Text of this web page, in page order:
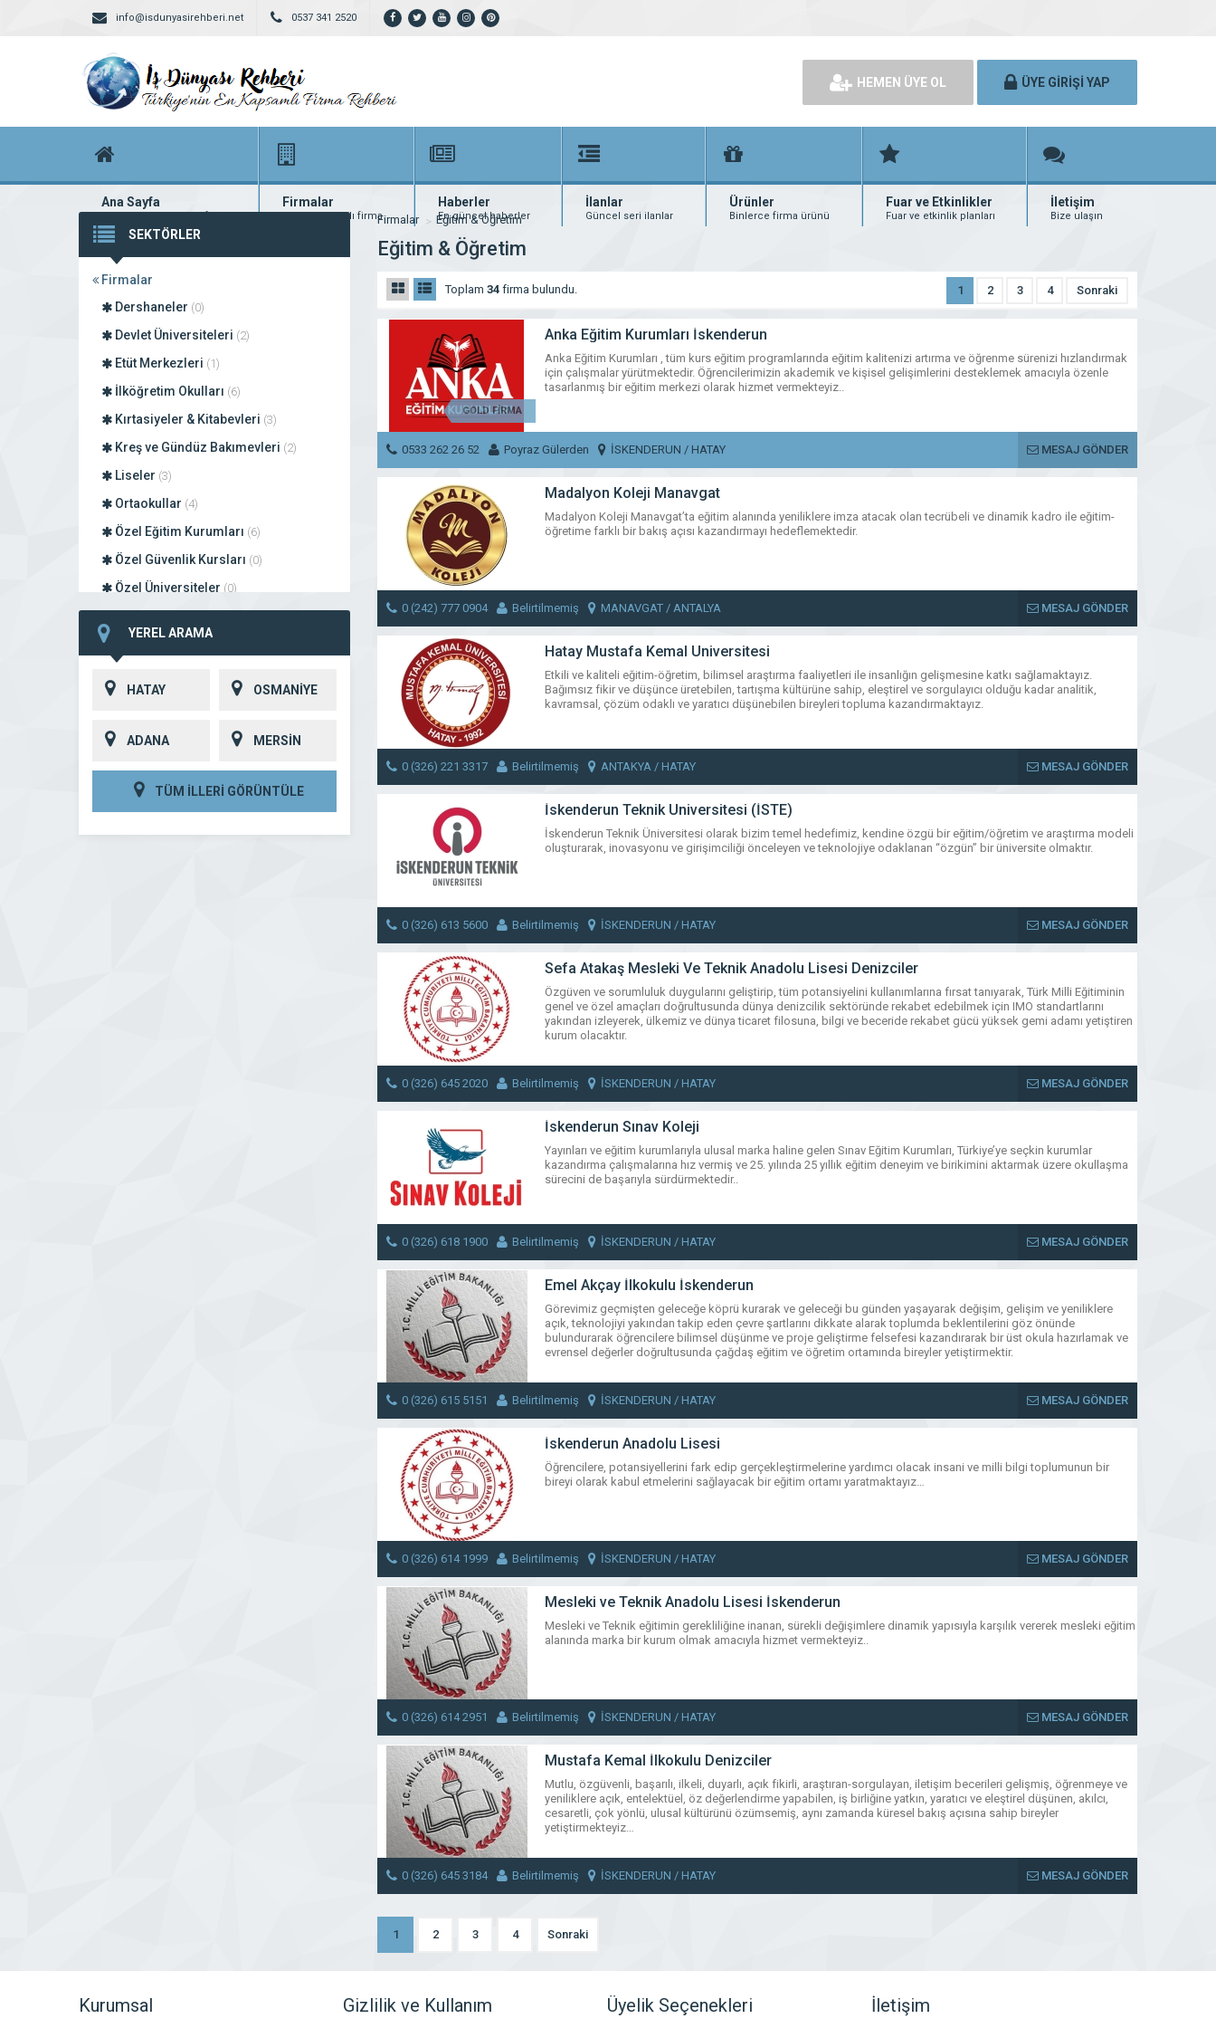
info@isdunyasirehberi.net 0537 341 2520
HEMEN ÜYE OL ÜYE GİRİŞİ YAP
Ana Sayfa
Firma rehberi ana sayfanız
Firmalar
Yüzlerce kayıtlı firma
Haberler
En güncel haberler
İlanlar
Güncel seri ilanlar
Ürünler
Binlerce firma ürünü
Fuar ve Etkinlikler
Fuar ve etkinlik planları
İletişim
Bize ulaşın
SEKTÖRLER
Firmalar
Dershaneler (0)
Devlet Üniversiteleri (2)
Etüt Merkezleri (1)
İlköğretim Okulları (6)
Kırtasiyeler & Kitabevleri (3)
Kreş ve Gündüz Bakımevleri (2)
Liseler (3)
Ortaokullar (4)
Özel Eğitim Kurumları (6)
Özel Güvenlik Kursları (0)
Özel Üniversiteler (0)
YEREL ARAMA
HATAY OSMANİYE
ADANA MERSİN
TÜM İLLERİ GÖRÜNTÜLE
Firmalar Eğitim & Öğretim
Eğitim & Öğretim
Toplam 34 firma bulundu. 1 2 3 4 Sonraki
GOLD FİRMA
Anka Eğitim Kurumları İskenderun
Anka Eğitim Kurumları , tüm kurs eğitim programlarında eğitim kalitenizi artırma ve öğrenme sürenizi hızlandırmak
için çalışmalar yürütmektedir. Öğrencilerimizin akademik ve kişisel gelişimlerini desteklemek amacıyla özenle
tasarlanmış bir eğitim merkezi olarak hizmet vermekteyiz..
0533 262 26 52 Poyraz Gülerden İSKENDERUN / HATAY MESAJ GÖNDER
Madalyon Koleji Manavgat
Madalyon Koleji Manavgat’ta eğitim alanında yeniliklere imza atacak olan tecrübeli ve dinamik kadro ile eğitim-
öğretime farklı bir bakış açısı kazandırmayı hedeflemektedir.
0 (242) 777 0904 Belirtilmemiş MANAVGAT / ANTALYA MESAJ GÖNDER
Hatay Mustafa Kemal Üniversitesi
Etkili ve kaliteli eğitim-öğretim, bilimsel araştırma faaliyetleri ile insanlığın gelişmesine katkı sağlamaktayız.
Bağımsız fikir ve düşünce üretebilen, tartışma kültürüne sahip, eleştirel ve sorgulayıcı olduğu kadar analitik,
kavramsal, çözüm odaklı ve yaratıcı düşünebilen bireyleri topluma kazandırmaktayız.
0 (326) 221 3317 Belirtilmemiş ANTAKYA / HATAY MESAJ GÖNDER
İskenderun Teknik Üniversitesi (İSTE)
İskenderun Teknik Üniversitesi olarak bizim temel hedefimiz, kendine özgü bir eğitim/öğretim ve araştırma modeli
oluşturarak, inovasyonu ve girişimciliği önceleyen ve teknolojiye odaklanan “özgün” bir üniversite olmaktır.
0 (326) 613 5600 Belirtilmemiş İSKENDERUN / HATAY MESAJ GÖNDER
Sefa Atakaş Mesleki Ve Teknik Anadolu Lisesi Denizciler
Özgüven ve sorumluluk duygularını geliştirip, tüm potansiyelini kullanımlarına fırsat tanıyarak, Türk Milli Eğitiminin
genel ve özel amaçları doğrultusunda dünya denizcilik sektöründe rekabet edebilmek için IMO standartlarını
yakından izleyerek, ülkemiz ve dünya ticaret filosuna, bilgi ve beceride rekabet gücü yüksek gemi adamı yetiştiren
kurum olacaktır.
0 (326) 645 2020 Belirtilmemiş İSKENDERUN / HATAY MESAJ GÖNDER
İskenderun Sınav Koleji
Yayınları ve eğitim kurumlarıyla ulusal marka haline gelen Sınav Eğitim Kurumları, Türkiye’ye seçkin kurumlar
kazandırma çalışmalarına hız vermiş ve 25. yılında 25 yıllık eğitim deneyim ve birikimini aktarmak üzere okullaşma
sürecini de başarıyla sürdürmektedir..
0 (326) 618 1900 Belirtilmemiş İSKENDERUN / HATAY MESAJ GÖNDER
Emel Akçay İlkokulu İskenderun
Görevimiz geçmişten geleceğe köprü kurarak ve geleceği bu günden yaşayarak değişim, gelişim ve yeniliklere
açık, teknolojiyi yakından takip eden çevre şartlarını dikkate alarak toplumda beklentilerini göz önünde
bulundurarak öğrencilere bilimsel düşünme ve proje geliştirme felsefesi kazandırarak bir üst okula hazırlamak ve
evrensel değerler doğrultusunda çağdaş eğitim ve öğretim ortamında bireyler yetiştirmektir.
0 (326) 615 5151 Belirtilmemiş İSKENDERUN / HATAY MESAJ GÖNDER
İskenderun Anadolu Lisesi
Öğrencilere, potansiyellerini fark edip gerçekleştirmelerine yardımcı olacak insani ve milli bilgi toplumunun bir
bireyi olarak kabul etmelerini sağlayacak bir eğitim ortamı yaratmaktayız…
0 (326) 614 1999 Belirtilmemiş İSKENDERUN / HATAY MESAJ GÖNDER
Mesleki ve Teknik Anadolu Lisesi İskenderun
Mesleki ve Teknik eğitimin gerekliliğine inanan, sürekli değişimlere dinamik yapısıyla karşılık vererek mesleki eğitim
alanında marka bir kurum olmak amacıyla hizmet vermekteyiz..
0 (326) 614 2951 Belirtilmemiş İSKENDERUN / HATAY MESAJ GÖNDER
Mustafa Kemal İlkokulu Denizciler
Mutlu, özgüvenli, başarılı, ilkeli, duyarlı, açık fikirli, araştıran-sorgulayan, iletişim becerileri gelişmiş, öğrenmeye ve
yeniliklere açık, entelektüel, öz değerlendirme yapabilen, iş birliğine yatkın, yaratıcı ve eleştirel düşünen, akılcı,
cesaretli, çok yönlü, ulusal kültürünü özümsemiş, aynı zamanda küresel bakış açısına sahip bireyler
yetiştirmekteyiz…
0 (326) 645 3184 Belirtilmemiş İSKENDERUN / HATAY MESAJ GÖNDER
1 2 3 4 Sonraki
Kurumsal Gizlilik ve Kullanım Üyelik Seçenekleri İletişim